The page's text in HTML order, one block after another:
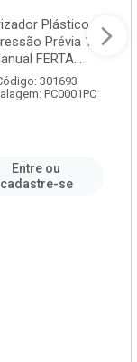
Plástico de
Prévia 1,5L
FERTA...
301693
PC0001PC
Entre ou
cadastre-se